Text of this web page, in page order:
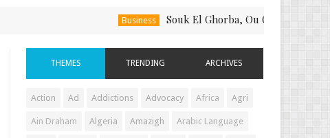
Souk El Ghorba, Ou Comment Soutenir
THEMES TRENDING ARCHIVES
Action Ad Addictions Advocacy Africa Agri
Ain Draham Algeria Amazigh Arabic Language